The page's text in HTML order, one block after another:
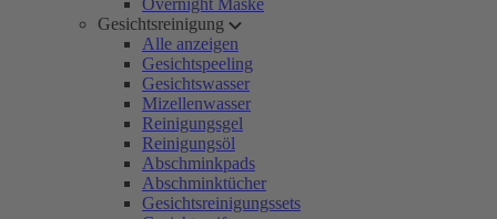
Overnight Maske
Gesichtsreinigung
Alle anzeigen
Gesichtspeeling
Gesichtswasser
Mizellenwasser
Reinigungsgel
Reinigungsöl
Abschminkpads
Abschminktücher
Gesichtsreinigungssets